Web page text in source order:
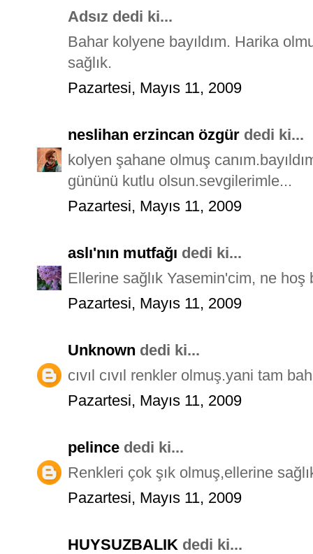
Adsız dedi ki...
Bahar kolyene bayıldım. Harika
sağlık.
Pazartesi, Mayıs 11, 2009
neslihan erzincan özgür dedi ki...
kolyen şahane olmuş
gününü kutlu olsun.sevgilerimle...
Pazartesi, Mayıs 11, 2009
aslı'nın mutfağı dedi ki...
Ellerine sağlık Yasemin'cim, ne
Pazartesi, Mayıs 11, 2009
Unknown dedi ki...
cıvıl cıvıl renkler olmuş.yani tam
Pazartesi, Mayıs 11, 2009
pelince dedi ki...
Renkleri çok şık olmuş,ellerine
Pazartesi, Mayıs 11, 2009
HUYSUZBALIK dedi ki...